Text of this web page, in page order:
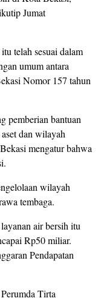
Jumat
telah sesuai dalam
umum antara
Nomor 157 tahun
pemberian bantuan
dan wilayah
mengatur bahwa
wilayah
tembaga.
air bersih itu
Rp50 miliar.
Pendapatan
Tirta